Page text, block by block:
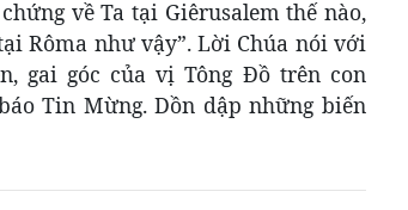
về Ta tại Giêrusalem thế nào,
Rôma như vậy”. Lời Chúa nói với
gai góc của vị Tông Đồ trên con
Tin Mừng. Dồn dập những biến